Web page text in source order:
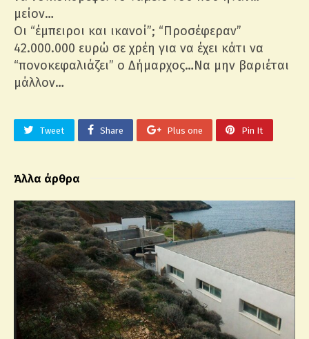
μείον…
Οι “έμπειροι και ικανοί”; “Προσέφεραν”
42.000.000 ευρώ σε χρέη για να έχει κάτι να
“πονοκεφαλιάζει” ο Δήμαρχος…Να μην βαριέται
μάλλον…
Tweet Share Plus one Pin It
Άλλα άρθρα